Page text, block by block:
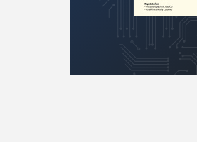
Raspberry Pi